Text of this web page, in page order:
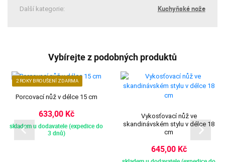
Další kategorie: Kuchyňské nože
Vybírejte z podobných produktů
2 ROKY BROUŠENÍ ZDARMA
Porcovací nůž v délce 15 cm
633,00 Kč
skladem u dodavatele (expedice do
3 dnů)
Vykosťovací nůž ve
skandinávském stylu v délce 18
cm
645,00 Kč